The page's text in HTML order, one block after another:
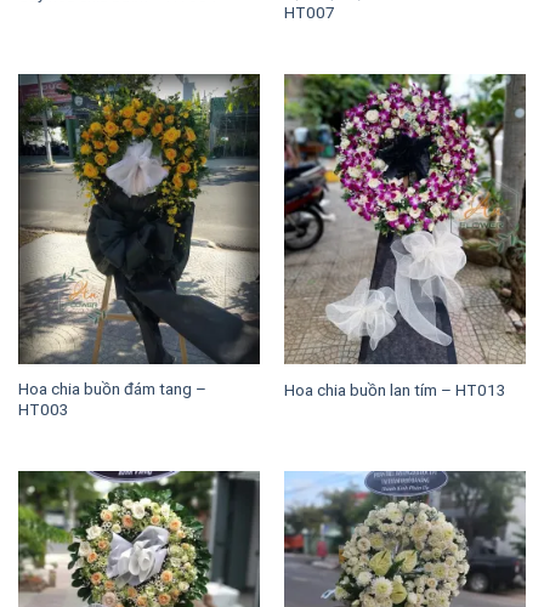
HT007
Hoa chia buồn đám tang –
HT003
Hoa chia buồn lan tím – HT013